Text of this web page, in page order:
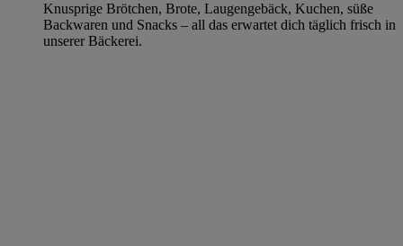
Knusprige Brötchen, Brote, Laugengebäck, Kuchen, süße
Backwaren und Snacks – all das erwartet dich täglich frisch in
unserer Bäckerei.